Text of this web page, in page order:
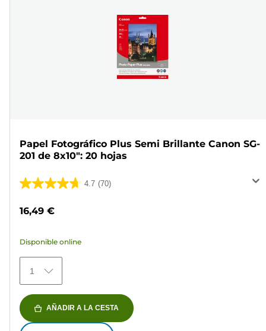
Papel Fotográfico Plus Semi Brillante Canon SG-
201 de 8x10": 20 hojas
4.7 (70)
4.7
5
70
reseñas
16,49 €
Disponible online
1
AÑADIR A LA CESTA